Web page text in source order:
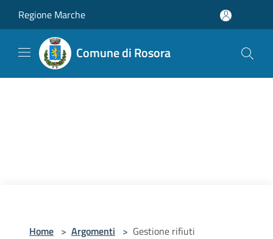
Regione Marche
Comune di Rosora
Home > Argomenti > Gestione rifiuti